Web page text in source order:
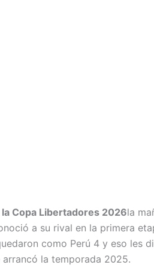
Copa Libertadores 2026la
a su rival en la primera
como Perú 4 y eso les
arrancó la temporada 2025.